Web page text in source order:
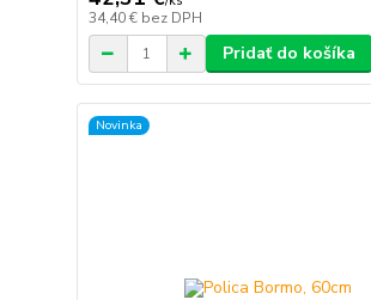
34,40 € bez DPH
Pridať do košíka
Novinka